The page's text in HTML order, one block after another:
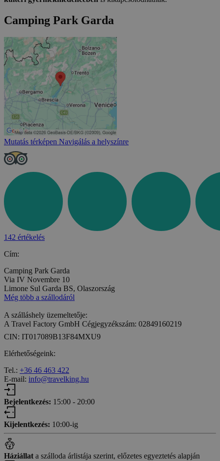
Camping Park Garda
Mutatás térképen Navigálás a helyszínre
142 értékelés
Cím:
Camping Park Garda
Via IV Novembre 10
Limone Sul Garda BS, Olaszország
Még több a szállodáról
A szálláshely üzemeltetője:
A Travel Factory GmbH Cégjegyzékszám: 02849160219
CIN: IT017089B13F84MXU9
Elérhetőségeink:
Tel.: +36 46 463 422
E-mail: info@travelking.hu
Bejelentkezés: 15:00 - 20:00
Kijelentkezés: 10:00-ig
Háziállat a szálloda árlistája szerint, előzetes egyeztetés alapján